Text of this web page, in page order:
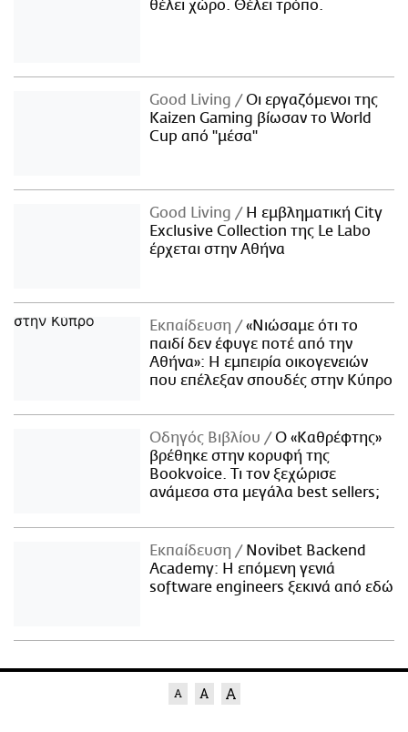
θέλει χώρο. Θέλει τρόπο.
Good Living
Οι εργαζόμενοι της
Kaizen Gaming βίωσαν το World
Cup από "μέσα"
Good Living
Η εμβληματική City
Exclusive Collection της Le Labo
έρχεται στην Αθήνα
Εκπαίδευση
«Νιώσαμε ότι το
παιδί δεν έφυγε ποτέ από την
Αθήνα»: Η εμπειρία οικογενειών
που επέλεξαν σπουδές στην Κύπρο
Οδηγός Βιβλίου
Ο «Καθρέφτης»
βρέθηκε στην κορυφή της
Bookvoice. Τι τον ξεχώρισε
ανάμεσα στα μεγάλα best sellers;
Εκπαίδευση
Novibet Backend
Academy: Η επόμενη γενιά
software engineers ξεκινά από εδώ